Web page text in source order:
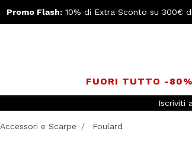
Promo Flash:10% di Extra Sconto su 300€
FUORI TUTTO -80%
Iscriviti
Accessori e Scarpe Foulard